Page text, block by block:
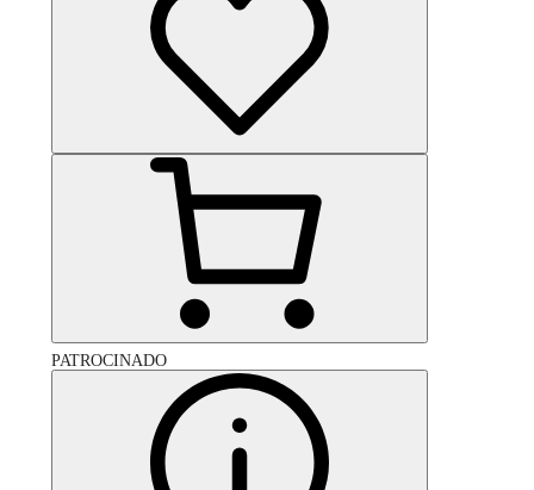
PATROCINADO